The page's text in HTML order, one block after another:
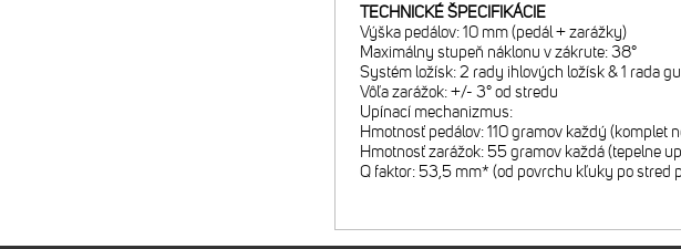
TECHNICKÉ ŠPECIFIKÁCIE
Výška pedálov: 10 mm (pedál + zarážky)
Maximálny stupeň náklonu v zákrute: 38°
Systém ložísk: 2 rady ihlových ložísk & 1 rada
Vôľa zarážok: +/- 3° od stredu
Upínací mechanizmus:
Hmotnosť pedálov: 110 gramov každý (komplet
Hmotnosť zarážok: 55 gramov každá (tepelne
Q faktor: 53,5 mm* (od povrchu kľuky po stred